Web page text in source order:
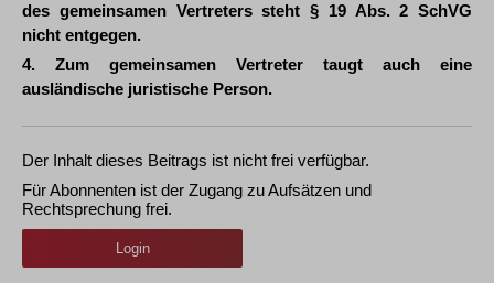
des gemeinsamen Vertreters steht § 19 Abs. 2 SchVG
nicht entgegen.
4. Zum gemeinsamen Vertreter taugt auch eine
ausländische juristische Person.
Der Inhalt dieses Beitrags ist nicht frei verfügbar.
Für Abonnenten ist der Zugang zu Aufsätzen und
Rechtsprechung frei.
Login